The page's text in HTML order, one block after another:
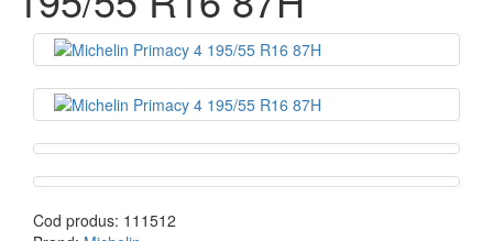
Cod produs: 111512